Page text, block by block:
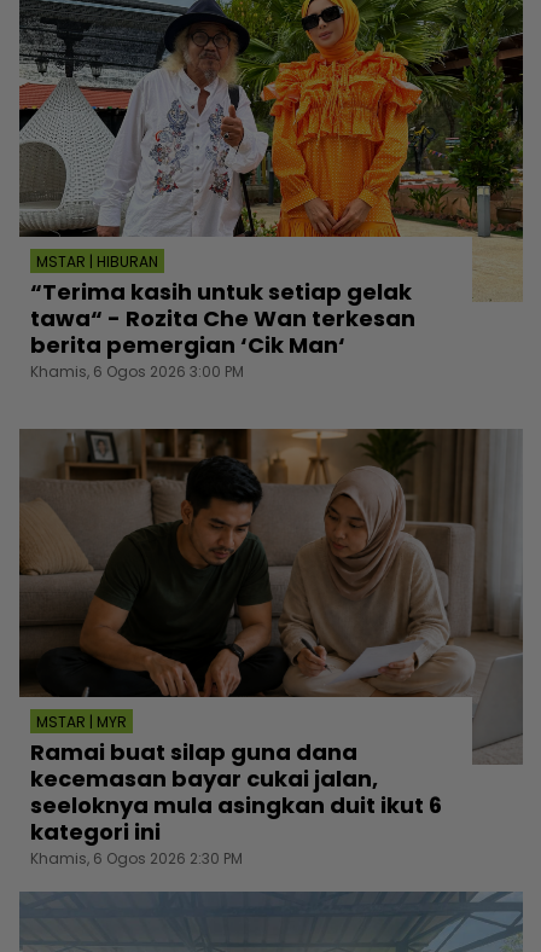
MSTAR | HIBURAN
“Terima kasih untuk setiap gelak
tawa“ - Rozita Che Wan terkesan
berita pemergian ‘Cik Man‘
Khamis, 6 Ogos 2026 3:00 PM
MSTAR | MYR
Ramai buat silap guna dana
kecemasan bayar cukai jalan,
seeloknya mula asingkan duit ikut 6
kategori ini
Khamis, 6 Ogos 2026 2:30 PM